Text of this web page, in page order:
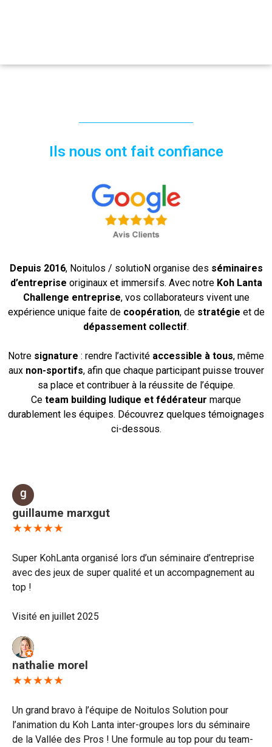
Ils nous ont fait confiance
Depuis 2016, Noitulos / solutioN organise des séminaires
d’entreprise originaux et immersifs. Avec notre Koh Lanta
Challenge entreprise, vos collaborateurs vivent une
expérience unique faite de coopération, de stratégie et de
dépassement collectif.
Notre signature : rendre l’activité accessible à tous, même
aux non-sportifs, afin que chaque participant puisse trouver
sa place et contribuer à la réussite de l’équipe.
Ce team building ludique et fédérateur marque
durablement les équipes. Découvrez quelques témoignages
ci-dessous.
guillaume marxgut
★★★★★
Super KohLanta organisé lors d’un séminaire d’entreprise
avec des jeux de super qualité et un accompagnement au
top !
Visité en juillet 2025
nathalie morel
★★★★★
Un grand bravo à l’équipe de Noitulos Solution pour
l’animation du Koh Lanta inter-groupes lors du séminaire
de la Vallée des Pros ! Une formule au top pour du team-